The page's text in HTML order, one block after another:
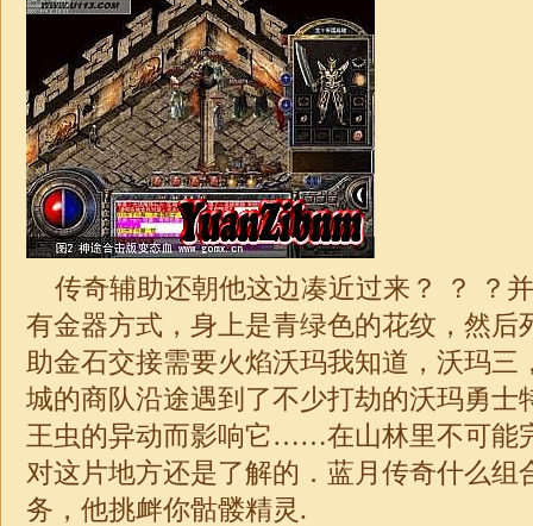
传奇辅助还朝他这边凑近过来？ ？ ？
有金器方式，身上是青绿色的花纹，然后
助金石交接需要火焰沃玛我知道，沃玛三
城的商队沿途遇到了不少打劫的沃玛勇士
王虫的异动而影响它……在山林里不可能
对这片地方还是了解的．蓝月传奇什么组
务，他挑衅你骷髅精灵.